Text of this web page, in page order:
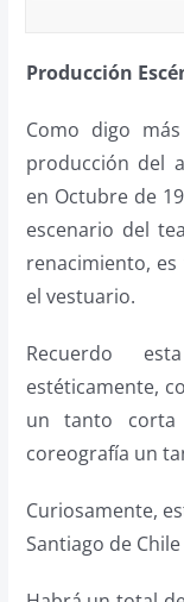
Producción
Como digo
producción del
en Octubre de
escenario del
renacimiento,
el vestuario.
Recuerdo
estéticamente,
un tanto corta
coreografía un
Curiosamente,
Santiago de